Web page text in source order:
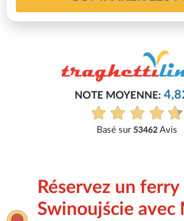
Réservez un ferry
Swinoujście avec